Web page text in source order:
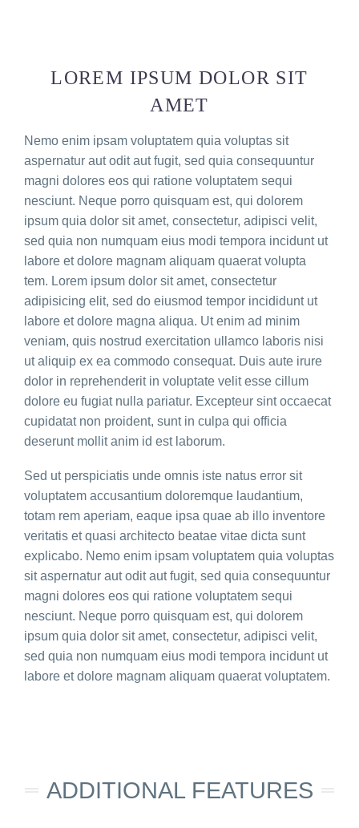
LOREM IPSUM DOLOR SIT
AMET
Nemo enim ipsam voluptatem quia voluptas sit
aspernatur aut odit aut fugit, sed quia consequuntur
magni dolores eos qui ratione voluptatem sequi
nesciunt. Neque porro quisquam est, qui dolorem
ipsum quia dolor sit amet, consectetur, adipisci velit,
sed quia non numquam eius modi tempora incidunt ut
labore et dolore magnam aliquam quaerat volupta
tem. Lorem ipsum dolor sit amet, consectetur
adipisicing elit, sed do eiusmod tempor incididunt ut
labore et dolore magna aliqua. Ut enim ad minim
veniam, quis nostrud exercitation ullamco laboris nisi
ut aliquip ex ea commodo consequat. Duis aute irure
dolor in reprehenderit in voluptate velit esse cillum
dolore eu fugiat nulla pariatur. Excepteur sint occaecat
cupidatat non proident, sunt in culpa qui officia
deserunt mollit anim id est laborum.
Sed ut perspiciatis unde omnis iste natus error sit
voluptatem accusantium doloremque laudantium,
totam rem aperiam, eaque ipsa quae ab illo inventore
veritatis et quasi architecto beatae vitae dicta sunt
explicabo. Nemo enim ipsam voluptatem quia voluptas
sit aspernatur aut odit aut fugit, sed quia consequuntur
magni dolores eos qui ratione voluptatem sequi
nesciunt. Neque porro quisquam est, qui dolorem
ipsum quia dolor sit amet, consectetur, adipisci velit,
sed quia non numquam eius modi tempora incidunt ut
labore et dolore magnam aliquam quaerat voluptatem.
ADDITIONAL FEATURES​